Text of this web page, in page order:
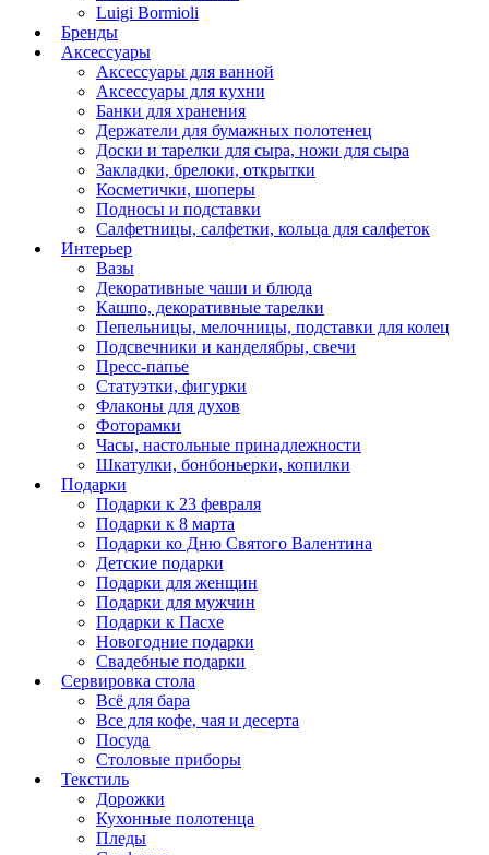
Luigi Bormioli
Бренды
Аксессуары
Аксессуары для ванной
Аксессуары для кухни
Банки для хранения
Держатели для бумажных полотенец
Доски и тарелки для сыра, ножи для сыра
Закладки, брелоки, открытки
Косметички, шоперы
Подносы и подставки
Салфетницы, салфетки, кольца для салфеток
Интерьер
Вазы
Декоративные чаши и блюда
Кашпо, декоративные тарелки
Пепельницы, мелочницы, подставки для колец
Подсвечники и канделябры, свечи
Пресс-папье
Статуэтки, фигурки
Флаконы для духов
Фоторамки
Часы, настольные принадлежности
Шкатулки, бонбоньерки, копилки
Подарки
Подарки к 23 февраля
Подарки к 8 марта
Подарки ко Дню Святого Валентина
Детские подарки
Подарки для женщин
Подарки для мужчин
Подарки к Пасхе
Новогодние подарки
Свадебные подарки
Сервировка стола
Всё для бара
Все для кофе, чая и десерта
Посуда
Столовые приборы
Текстиль
Дорожки
Кухонные полотенца
Пледы